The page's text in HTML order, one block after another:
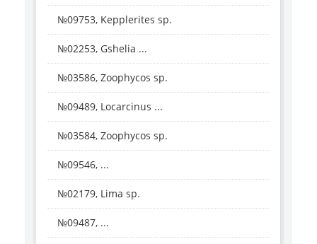
№09753, Kepplerites sp.
№02253, Gshelia ...
№03586, Zoophycos sp.
№09489, Locarcinus ...
№03584, Zoophycos sp.
№09546, ...
№02179, Lima sp.
№09487, ...